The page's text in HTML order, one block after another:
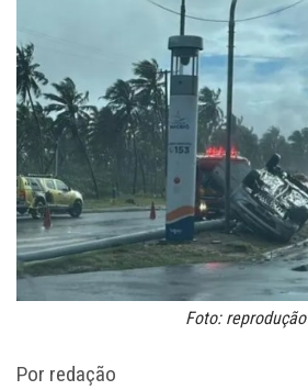
Foto: reprodução
Por redação